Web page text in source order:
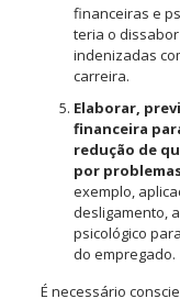
financeiras e
teria o
indenizadas
carreira.
Elaborar,
financeira
redução de
por
exemplo,
desligamento,
psicológico
do empregado.
É necessário